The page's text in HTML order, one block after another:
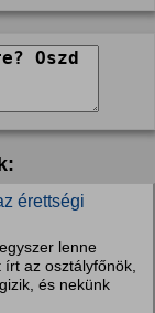
érettségi
lenne
az osztályfőnök,
és nekünk